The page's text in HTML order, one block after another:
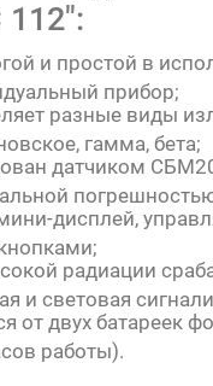
и простой в
прибор;
разные виды
гамма, бета;
датчиком
дисплей,
радиации
и световая
от двух батареек
работы).